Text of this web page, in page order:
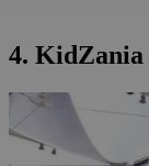
4. KidZania